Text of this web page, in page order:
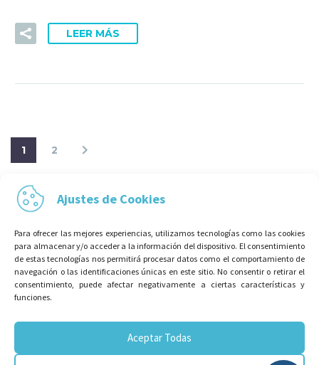
Ajustes de Cookies
Para ofrecer las mejores experiencias, utilizamos tecnologías como las cookies
para almacenar y/o acceder a la información del dispositivo. El consentimiento
de estas tecnologías nos permitirá procesar datos como el comportamiento de
navegación o las identificaciones únicas en este sitio. No consentir o retirar el
consentimiento, puede afectar negativamente a ciertas características y
funciones.
Aceptar Todas
LEER MÁS
1 2